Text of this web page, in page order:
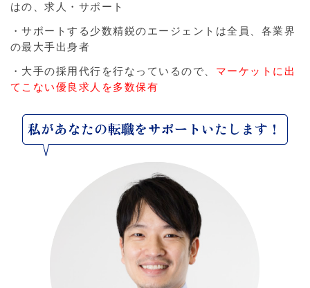
はの、求人・サポート
・サポートする少数精鋭のエージェントは全員、各業界
の最大手出身者
・大手の採用代行を行なっているので、 マーケットに出
てこない優良求人を多数保有